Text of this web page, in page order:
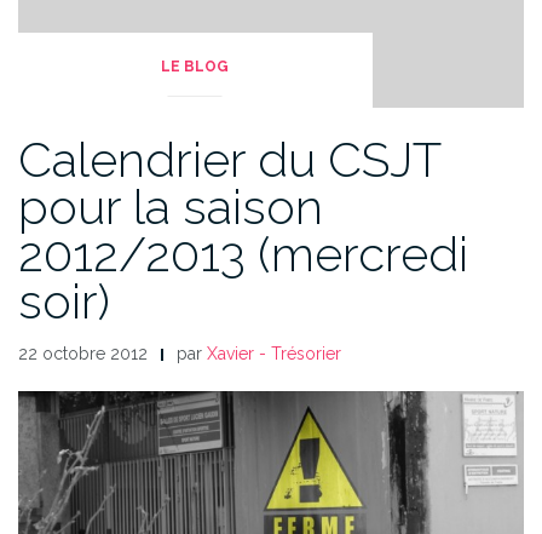
LE BLOG
Calendrier du CSJT
pour la saison
2012/2013 (mercredi
soir)
22 octobre 2012 par Xavier - Trésorier